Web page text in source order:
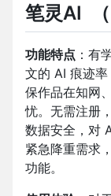
笔灵AI （
功能特点 ：有
文的 AI 痕迹
保作品在知网
忧。无需注册
数据安全，对
紧急降重需求
功能。